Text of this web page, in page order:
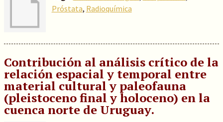
Próstata, Radioquímica
Contribución al análisis crítico de la
relación espacial y temporal entre
material cultural y paleofauna
(pleistoceno final y holoceno) en la
cuenca norte de Uruguay.